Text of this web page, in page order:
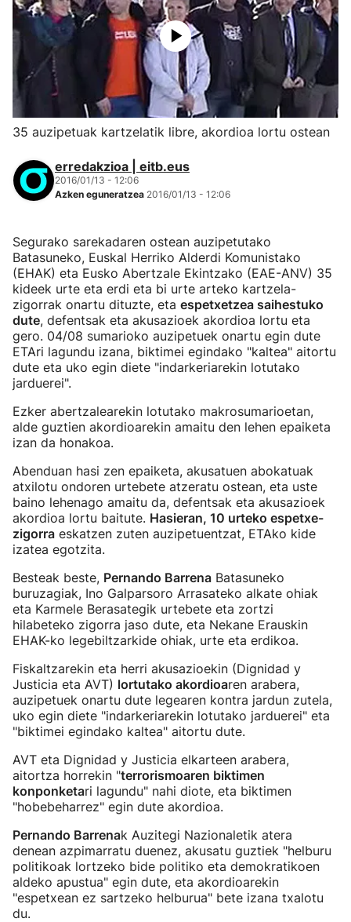
35 auzipetuak kartzelatik libre, akordioa lortu ostean
erredakzioa | eitb.eus
2016/01/13 - 12:06
Azken eguneratzea 2016/01/13 - 12:06
Segurako sarekadaren ostean auzipetutako
Batasuneko, Euskal Herriko Alderdi Komunistako
(EHAK) eta Eusko Abertzale Ekintzako (EAE-ANV) 35
kideek urte eta erdi eta bi urte arteko kartzela-
zigorrak onartu dituzte, eta espetxetzea saihestuko
dute, defentsak eta akusazioek akordioa lortu eta
gero. 04/08 sumarioko auzipetuek onartu egin dute
ETAri lagundu izana, biktimei egindako "kaltea" aitortu
dute eta uko egin diete "indarkeriarekin lotutako
jarduerei".
Ezker abertzalearekin lotutako makrosumarioetan,
alde guztien akordioarekin amaitu den lehen epaiketa
izan da honakoa.
Abenduan hasi zen epaiketa, akusatuen abokatuak
atxilotu ondoren urtebete atzeratu ostean, eta uste
baino lehenago amaitu da, defentsak eta akusazioek
akordioa lortu baitute. Hasieran, 10 urteko espetxe-
zigorra eskatzen zuten auzipetuentzat, ETAko kide
izatea egotzita.
Besteak beste, Pernando Barrena Batasuneko
buruzagiak, Ino Galparsoro Arrasateko alkate ohiak
eta Karmele Berasategik urtebete eta zortzi
hilabeteko zigorra jaso dute, eta Nekane Erauskin
EHAK-ko legebiltzarkide ohiak, urte eta erdikoa.
Fiskaltzarekin eta herri akusazioekin (Dignidad y
Justicia eta AVT) lortutako akordioaren arabera,
auzipetuek onartu dute legearen kontra jardun zutela,
uko egin diete "indarkeriarekin lotutako jarduerei" eta
"biktimei egindako kaltea" aitortu dute.
AVT eta Dignidad y Justicia elkarteen arabera,
aitortza horrekin "terrorismoaren biktimen
konponketari lagundu" nahi diote, eta biktimen
"hobebeharrez" egin dute akordioa.
Pernando Barrenak Auzitegi Nazionaletik atera
denean azpimarratu duenez, akusatu guztiek "helburu
politikoak lortzeko bide politiko eta demokratikoen
aldeko apustua" egin dute, eta akordioarekin
"espetxean ez sartzeko helburua" bete izana txalotu
du.